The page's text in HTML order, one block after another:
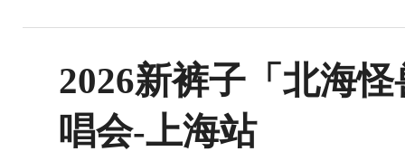
2026新裤子「北海
唱会-上海站